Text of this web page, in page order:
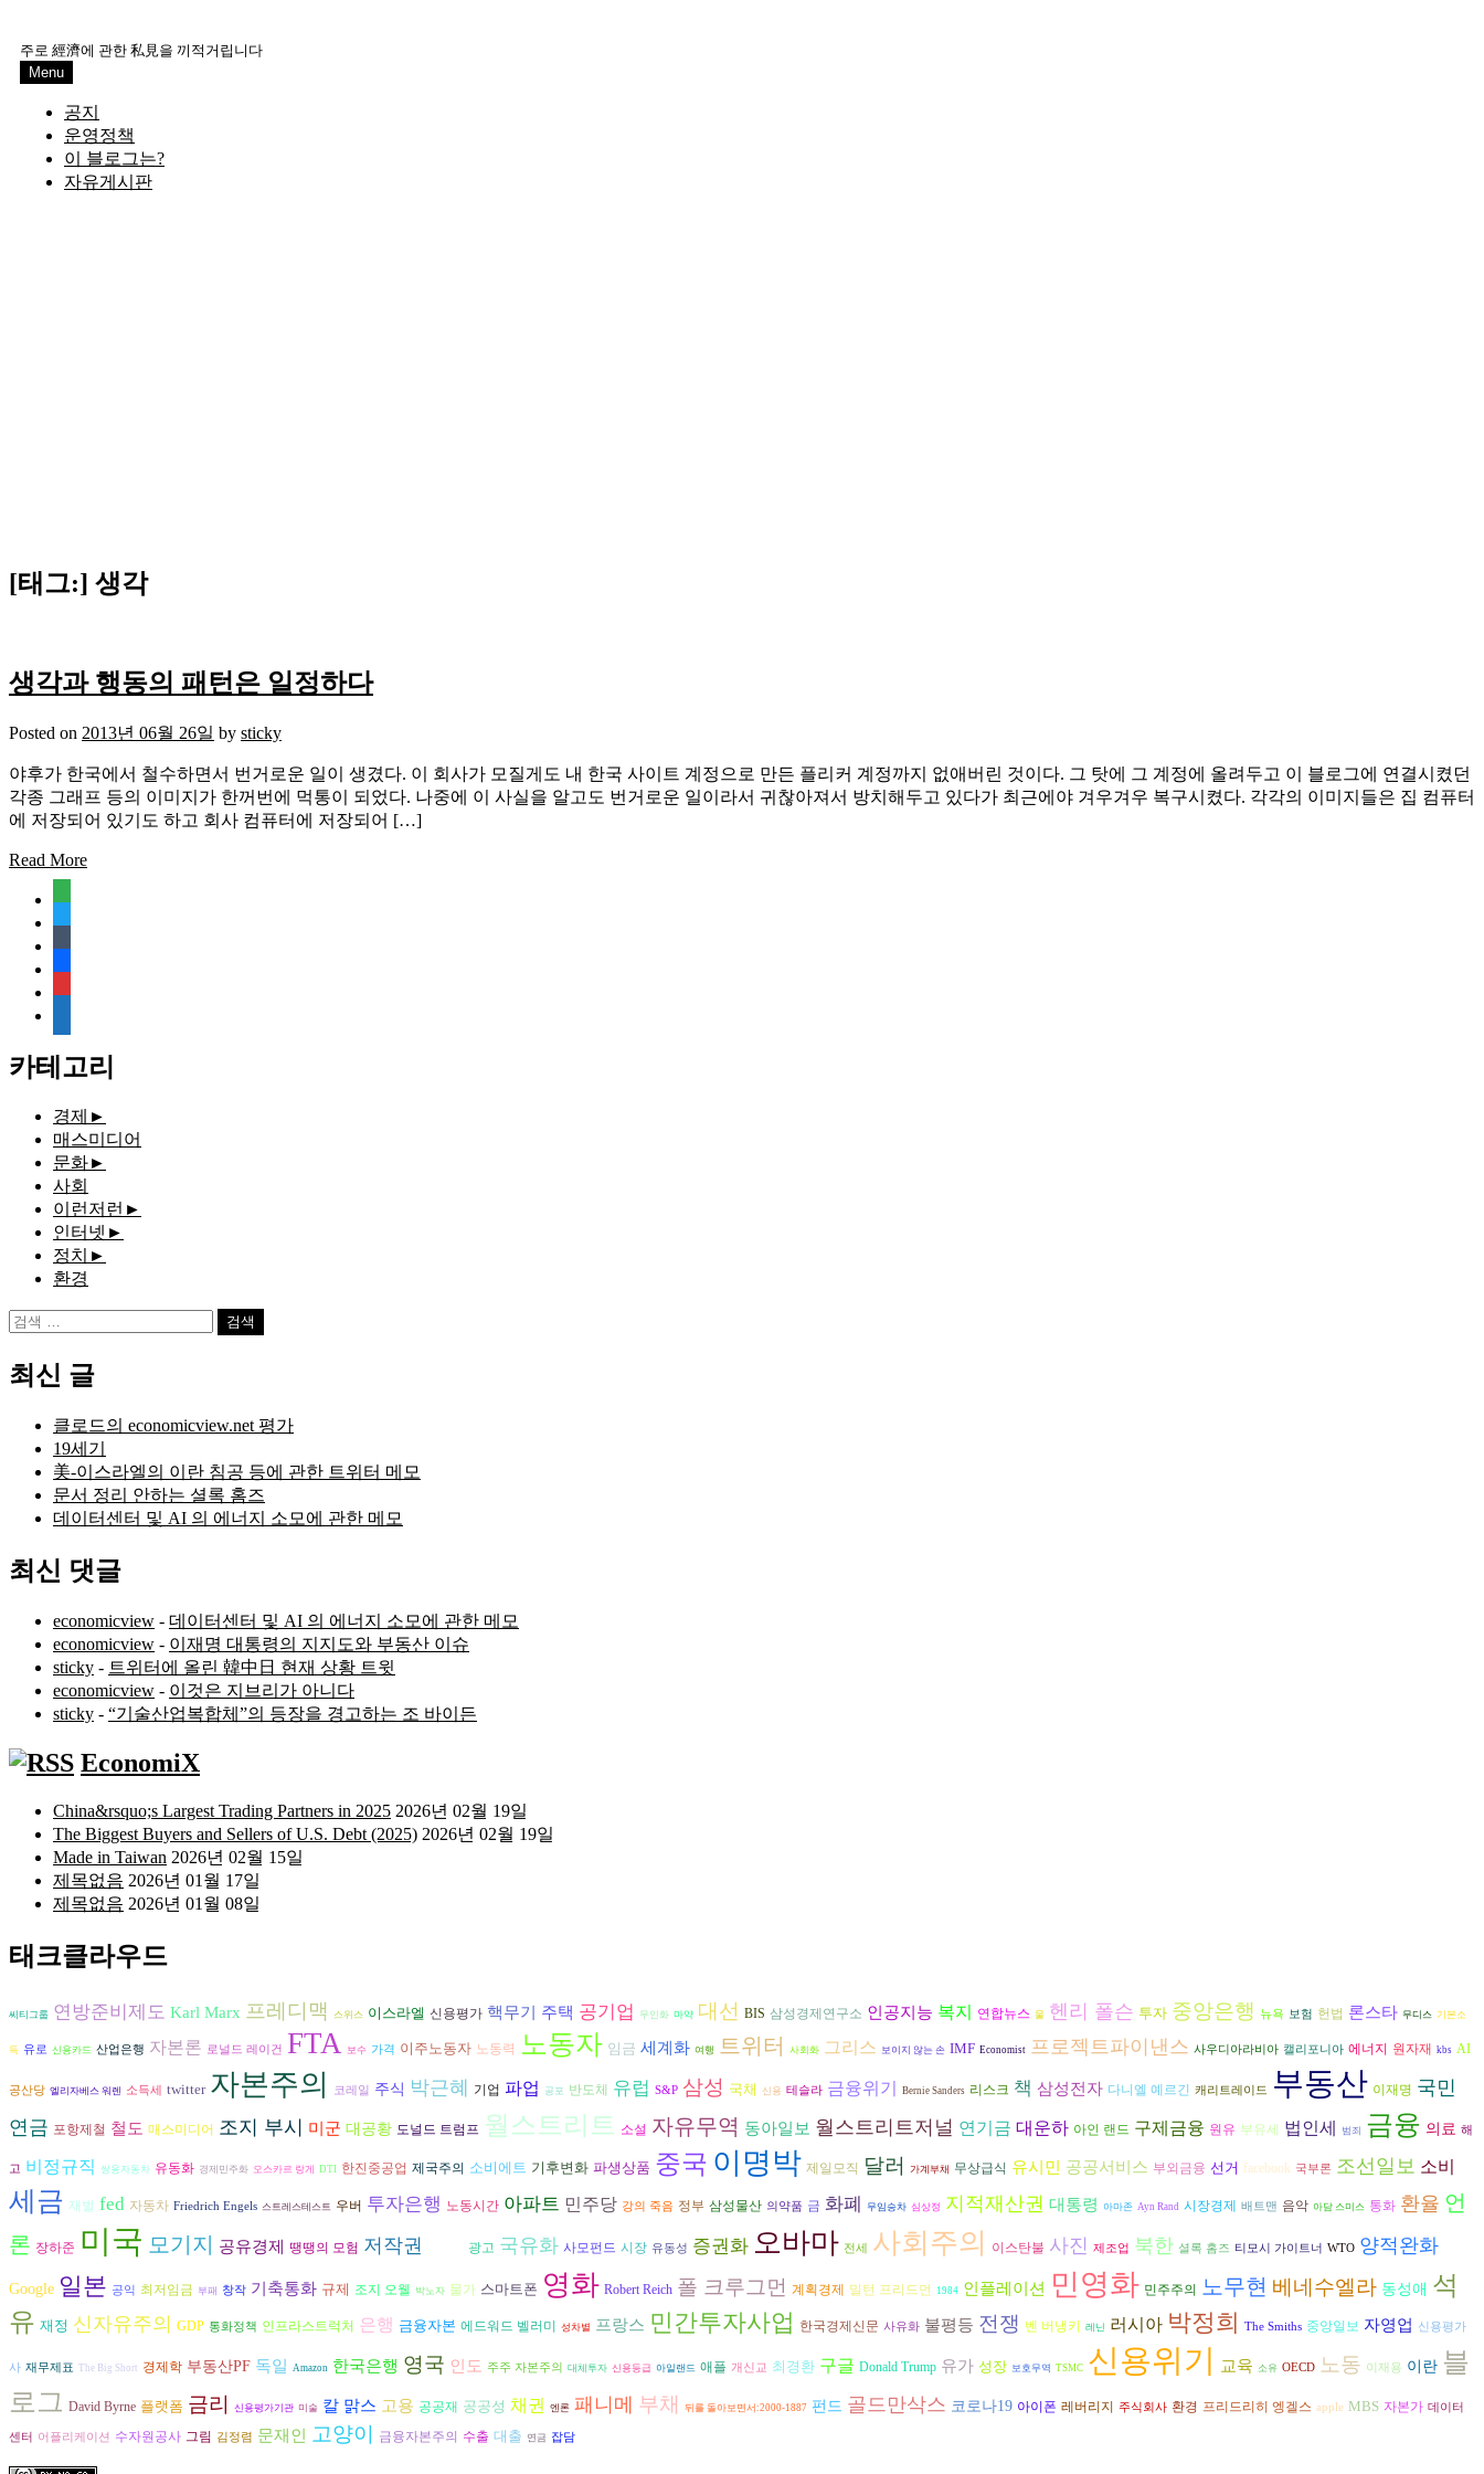
content
주로 經濟에 관한 私見을 끼적거립니다
Menu
공지
운영정책
이 블로그는?
자유게시판
[태그:] 생각
생각과 행동의 패턴은 일정하다
Posted on 2013년 06월 26일 by sticky
야후가 한국에서 철수하면서 번거로운 일이 생겼다. 이 회사가 모질게도 내 한국 사이트 계정으로 만든 플리커 계정까지 없애버린 것이다. 그 탓에 그 계정에 올려두고 이 블로그에 연결시켰던
각종 그래프 등의 이미지가 한꺼번에 먹통이 되었다. 나중에 이 사실을 알고도 번거로운 일이라서 귀찮아져서 방치해두고 있다가 최근에야 겨우겨우 복구시켰다. 각각의 이미지들은 집 컴퓨터
에 저장되어 있기도 하고 회사 컴퓨터에 저장되어 […]
Read More
document
카테고리
경제 ►
매스미디어
문화►
사회
이런저런 ►
인터넷 ►
정치 ►
환경
검
최신 글
클로드의 economicview.net 평가
19세기
美-이스라엘의 이란 침공 등에 관한 트위터 메모
문서 정리 안하는 셜록 홈즈
데이터센터 및 AI 의 에너지 소모에 관한 메모
최신 댓글
economicview - 데이터센터 및 AI 의 에너지 소모에 관한 메모
economicview - 이재명 대통령의 지지도와 부동산 이슈
sticky - 트위터에 올린 韓中日 현재 상황 트윗
economicview - 이것은 지브리가 아니다
sticky - “기술산업복합체”의 등장을 경고하는 조 바이든
EconomiX
China&rsquo;s Largest Trading Partners in 2025 2026년 02월 19일
The Biggest Buyers and Sellers of U.S. Debt (2025) 2026년 02월 19일
Made in Taiwan 2026년 02월 15일
제목없음 2026년 01월 17일
제목없음 2026년 01월 08일
태크클라우드
씨티그룹 연방준비제도 Karl Marx 프레디맥 스위스 이스라엘 신용평가 핵무기 주택 공기업 무인화 마약 대선 BIS 삼성경제연구소 인공지능 복지 연합뉴스 물 헨리 폴슨 투자 중앙은행 뉴욕 보험 헌법 론스타 무디스 기본소
득 유로 신용카드 산업은행 자본론 로널드 레이건 FTA 보수 가격 이주노동자 노동력 노동자 임금 세계화 여행 트위터 사회화 그리스 보이지 않는 손 IMF Economist 프로젝트파이낸스 사우디아라비아 캘리포니아 에너지 원자재 kbs AI
공산당 엘리자베스 워렌 소득세 twitter 자본주의 코레일 주식 박근혜 기업 파업 공포 반도체 유럽 S&P 삼성 국채 신용 테슬라 금융위기 Bernie Sanders 리스크 책 삼성전자 다니엘 예르긴 캐리트레이드 부동산 이재명 국민
연금 포항제철 철도 매스미디어 조지 부시 미군 대공황 도널드 트럼프 월스트리트 소설 자유무역 동아일보 월스트리트저널 연기금 대운하 아인 랜드 구제금융 원유 부유세 법인세 범죄 금융 의료 해
고 비정규직 쌍용자동차 유동화 경제민주화 오스카르 랑게 DTI 한진중공업 제국주의 소비에트 기후변화 파생상품 중국 이명박 제일모직 달러 가계부채 무상급식 유시민 공공서비스 부외금융 선거 facebook 국부론 조선일보 소비
세금 재벌 fed 자동차 Friedrich Engels 스트레스테스트 우버 투자은행 노동시간 아파트 민주당 강의 죽음 정부 삼성물산 의약품 금 화폐 무임승차 심상정 지적재산권 대통령 아마존 Ayn Rand 시장경제 배트맨 음악 아담 스미스 통화 환율 언
론 장하준 미국 모기지 공유경제 땡땡의 모험 저작권 광고 국유화 사모펀드 시장 유동성 증권화 오바마 전세 사회주의 이스탄불 사진 제조업 북한 셜록 홈즈 티모시 가이트너 WTO 양적완화
Google 일본 공익 최저임금 부패 창작 기축통화 규제 조지 오웰 박노자 물가 스마트폰 영화 Robert Reich 폴 크루그먼 계획경제 밀턴 프리드먼 1984 인플레이션 민영화 민주주의 노무현 베네수엘라 동성애 석
유 재정 신자유주의 GDP 통화정책 인프라스트럭처 은행 금융자본 에드워드 벨러미 성차별 프랑스 민간투자사업 한국경제신문 사유화 불평등 전쟁 벤 버냉키 레닌 러시아 박정희 The Smiths 중앙일보 자영업 신용평가
사 재무제표 The Big Short 경제학 부동산PF 독일 Amazon 한국은행 영국 인도 주주 자본주의 대체투자 신용등급 아일랜드 애플 개신교 최경환 구글 Donald Trump 유가 성장 보호무역 TSMC 신용위기 교육 소유 OECD 노동 이재용 이란 블
로그 David Byrne 플랫폼 금리 신용평가기관 미술 칼 맑스 고용 공공재 공공성 채권 엔론 패니메 부채 뒤를 돌아보면서:2000-1887 펀드 골드만삭스 코로나19 아이폰 레버리지 주식회사 환경 프리드리히 엥겔스 apple MBS 자본가 데이터
센터 어플리케이션 수자원공사 그림 김정렴 문재인 고양이 금융자본주의 수출 대출 연금 잡담